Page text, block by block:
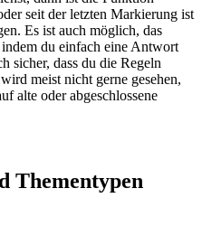
seit der letzten Markierung ist
Es ist auch möglich, das
du einfach eine Antwort
sicher, dass du die Regeln
meist nicht gerne gesehen,
alte oder abgeschlossene
Thementypen